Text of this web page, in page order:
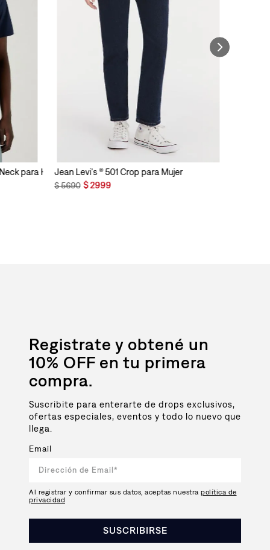
para HombreJean Levi's ® 501 Crop para Mujer
$5690 $2999
Registrate y obtené un
10% OFF en tu primera
compra.
Suscribite para enterarte de drops exclusivos,
ofertas especiales, eventos y todo lo nuevo que
llega.
Email
Al registrar y confirmar sus datos, aceptas nuestra política de
privacidad
SUSCRIBIRSE